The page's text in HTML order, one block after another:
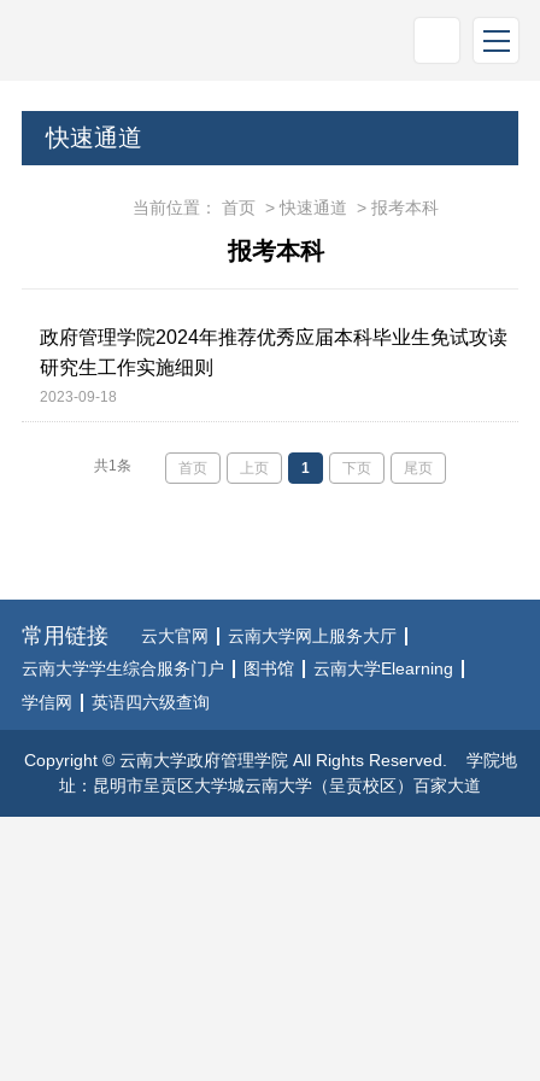
快速通道
当前位置： 首页>快速通道 > 报考本科
报考本科
政府管理学院2024年推荐优秀应届本科毕业生免试攻读
研究生工作实施细则
2023-09-18
共1条 首页 上页 1 下页 尾页
常用链接 云大官网
云南大学网上服务大厅
云南大学学生综合服务门户
图书馆
云南大学Elearning
学信网
英语四六级查询
Copyright © 云南大学政府管理学院 All Rights Reserved. 学院地
址：昆明市呈贡区大学城云南大学（呈贡校区）百家大道